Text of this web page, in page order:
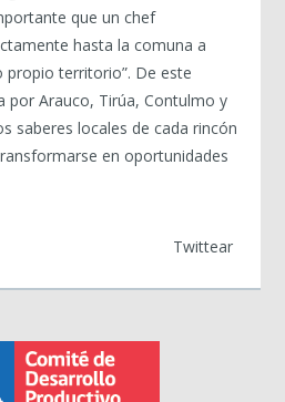
que un chef
hasta la comuna a
territorio”. De este
por Arauco, Tirúa, Contulmo y
saberes locales de cada rincón
en oportunidades
Twittear